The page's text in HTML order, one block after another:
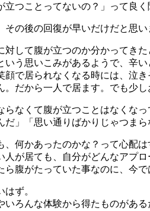
立つことってないの？」って良
その後の回復が早いだけだと思
対して腹が立つのか分かってき
いう思いこみがあるようで、辛
顔で居られなくなる時には、泣
。だから一人で居ます。でも少
らなくて腹が立つことはなくなっ
だ」「思い通りばかりじゃつま
、何かあったのかな？って心配は
人が居ても、自分がどんなアプロ
ら腹がたっていた事なのに、今
ず。
いろんな体験から得たものがあ